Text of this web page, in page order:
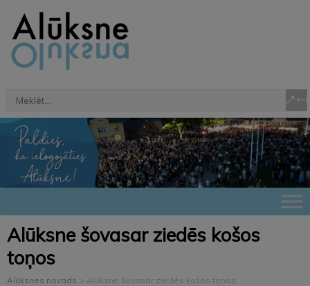
Alūksne šovasar ziedēs košos
toņos
Alūksnes novads > Alūksne šovasar ziedēs košos toņos